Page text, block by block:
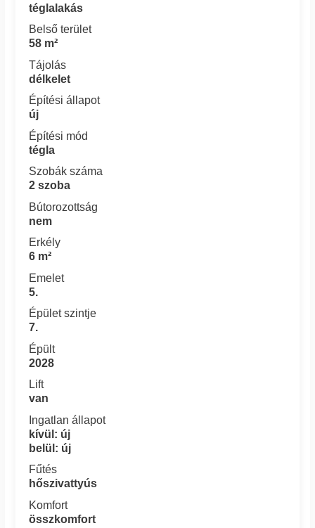
téglalakás
Belső terület
58 m²
Tájolás
délkelet
Építési állapot
új
Építési mód
tégla
Szobák száma
2 szoba
Bútorozottság
nem
Erkély
6 m²
Emelet
5.
Épület szintje
7.
Épült
2028
Lift
van
Ingatlan állapot
kívül: új
belül: új
Fűtés
hőszivattyús
Komfort
összkomfort